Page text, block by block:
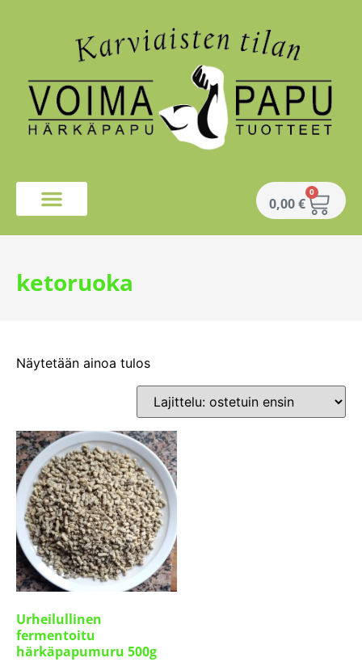
0,00€
0
ketoruoka
Näytetään ainoa tulos
Urheilullinen
fermentoitu
härkäpapumuru 500g